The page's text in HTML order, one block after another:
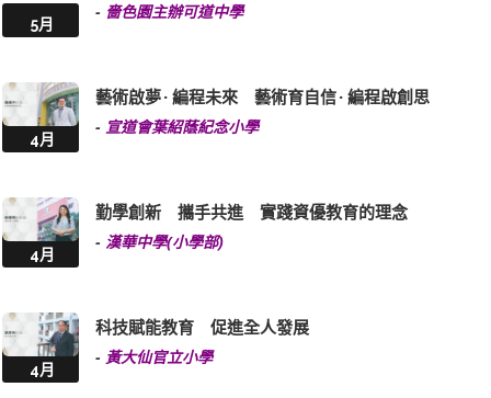
5月
- 嗇色園主辦可道中學
4月
藝術啟夢 · 編程未來 藝術育自信 · 編程啟創思
- 宣道會葉紹蔭紀念小學
4月
勤學創新 攜手共進 實踐資優教育的理念
- 漢華中學(小學部)
4月
科技賦能教育 促進全人發展
- 黃大仙官立小學